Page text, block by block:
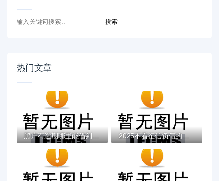
热门文章
黑户有逾期哪里能借到钱啊急用！看这5个黑户... 2025不看征信负债的网贷百分百下款，最新5个...